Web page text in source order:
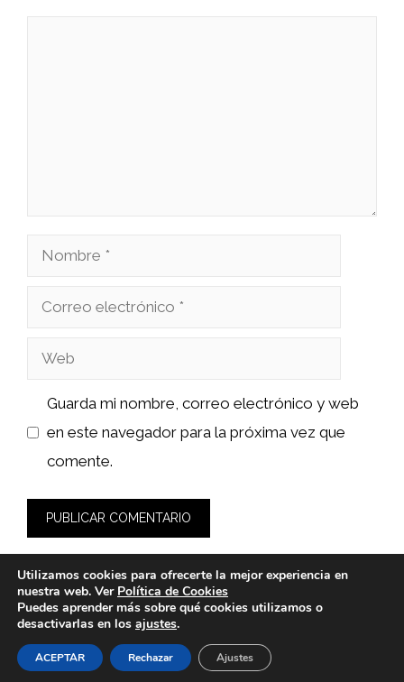
Nombre
Correo
Web
Guarda mi nombre, correo electrónico y web
en este navegador para la próxima vez que
comente.
© 2026 sushiyakuza.es -Política de Privacidad y Aviso Legal
-Política de cookies
Utilizamos cookies para ofrecerte la mejor experiencia en
nuestra web. Ver Política de Cookies
Puedes aprender más sobre qué cookies utilizamos o
desactivarlas en los ajustes.
ACEPTAR Rechazar Ajustes